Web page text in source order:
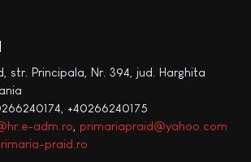
str. Principala, Nr. 394, jud. Harghita
+40266240175
adm.ro primariapraid@yahoo.com
praid.ro